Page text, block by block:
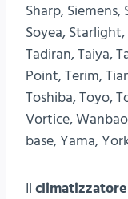
Sharp, Siemens,
Soyea,
Tadiran, Taiya,
Point, Terim,
Toshiba, Toyo,
Vortice,
base, Yama,
Il climatizzatore